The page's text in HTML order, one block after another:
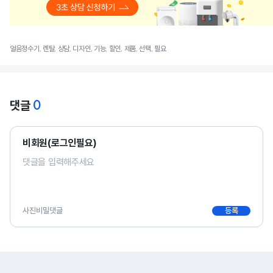
얼음정수기, 렌탈, 상담, 디자인, 기능, 할인, 제품, 선택, 필요
댓글 0
비회원(로그인필요)
사진비밀댓글 등록